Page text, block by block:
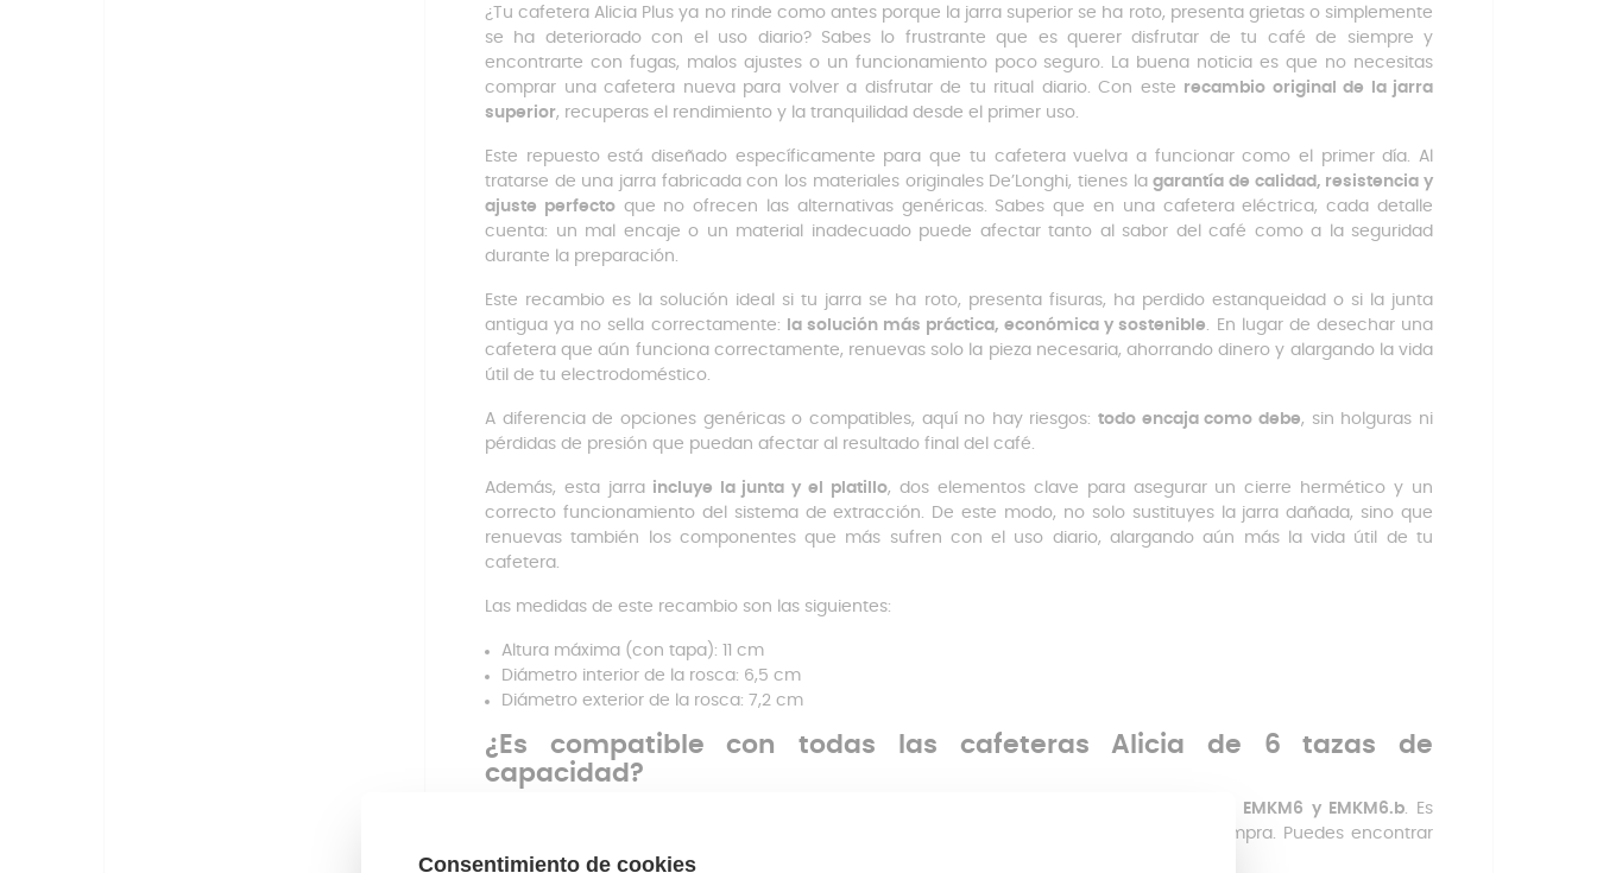
¿Tu cafetera Alicia Plus ya no rinde como antes porque la jarra superior se ha roto, presenta grietas o simplemente
se ha deteriorado con el uso diario? Sabes lo frustrante que es querer disfrutar de tu café de siempre y
encontrarte con fugas, malos ajustes o un funcionamiento poco seguro. La buena noticia es que no necesitas
comprar una cafetera nueva para volver a disfrutar de tu ritual diario. Con este recambio original de la jarra
superior, recuperas el rendimiento y la tranquilidad desde el primer uso.
Este repuesto está diseñado específicamente para que tu cafetera vuelva a funcionar como el primer día. Al
tratarse de una jarra fabricada con los materiales originales De’Longhi, tienes lagarantía de calidad, resistencia y
ajuste perfectoque no ofrecen las alternativas genéricas. Sabes que en una cafetera eléctrica, cada detalle
cuenta: un mal encaje o un material inadecuado puede afectar tanto al sabor del café como a la seguridad
durante la preparación.
Este recambio es la solución ideal si tu jarra se ha roto, presenta fisuras, ha perdido estanqueidad o si la junta
antigua ya no sella correctamente:
la solución más práctica, económica y sostenible . En lugar de desechar una
cafetera que aún funciona correctamente, renuevas solo la pieza necesaria, ahorrando dinero y alargando la vida
útil de tu electrodoméstico.
A diferencia de opciones genéricas o compatibles, aquí no hay riesgos:todo encaja como debe, sin holguras ni
pérdidas de presión que puedan afectar al resultado final del café.
Además, esta jarraincluye la junta y el platillo, dos elementos clave para asegurar un cierre hermético y un
correcto funcionamiento del sistema de extracción. De este modo, no solo sustituyes la jarra dañada, sino que
renuevas también los componentes que más sufren con el uso diario, alargando aún más la vida útil de tu
cafetera.
Las medidas de este recambio son las siguientes:
Altura máxima (con tapa): 11 cm
Diámetro interior de la rosca: 6,5 cm
Diámetro exterior de la rosca: 7,2 cm
¿Es compatible con todas las cafeteras Alicia de 6 tazas de
capacidad?
EMKM6 y EMKM6.b. Es
de tu cafetera antes de realizar la compra. Puedes encontrar
esta información en unaetiqueta situada en la base del aparato